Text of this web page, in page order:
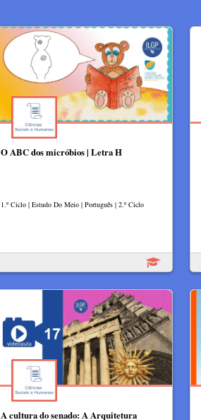
O ABC dos micróbios | Letra H
1.º Ciclo | Estudo Do Meio | Português | 2.º Ciclo
A cultura do senado: A Arquitetura